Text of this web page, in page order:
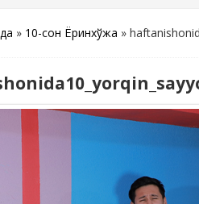
» 10-сон Ёрқинхўжа »